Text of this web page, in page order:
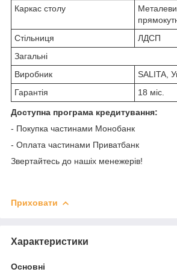
Каркас столу
Стільниця
ЛДСП
Загальні
Виробник
SALITA,
Гарантія
18 міс.
Доступна програма кредитування:
- Покупка частинами Монобанк
- Оплата частинами Приватбанк
Звертайтесь до нашіх менежерів!
Приховати
Характеристики
Основні